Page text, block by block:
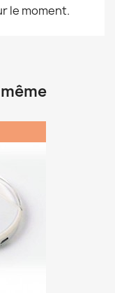
le moment.